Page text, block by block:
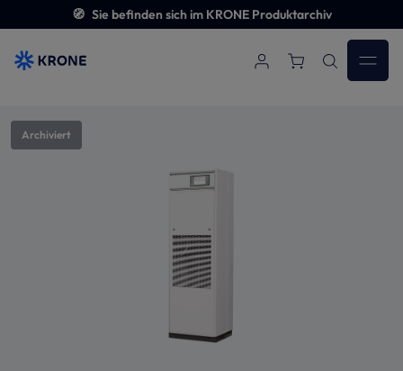
Zum Hauptinhalt springen
🧭 Sie befinden sich im KRONE Produktarchiv
Archiviert
Bildergalerie überspringen